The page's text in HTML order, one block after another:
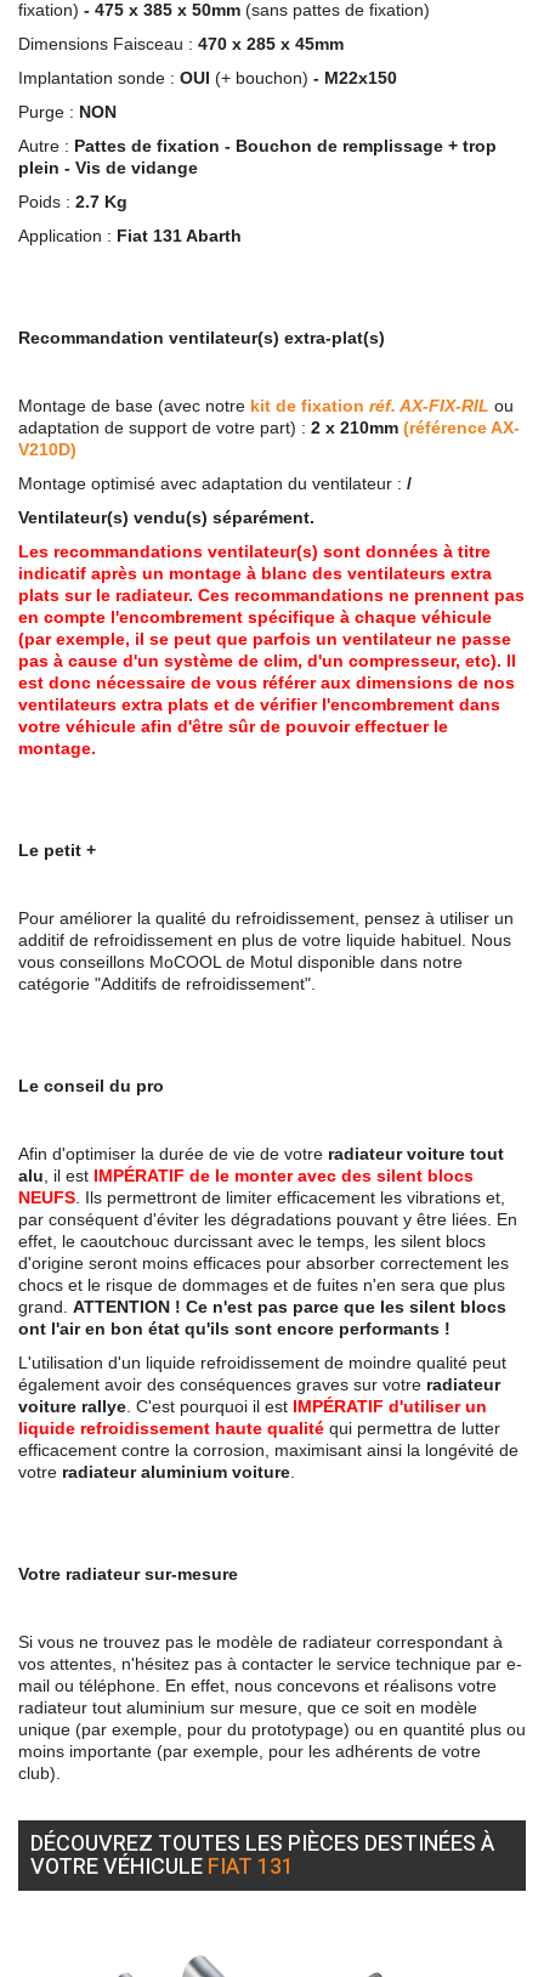
fixation) - 475 x 385 x 50mm (sans pattes de fixation)
Dimensions Faisceau : 470 x 285 x 45mm
Implantation sonde : OUI (+ bouchon) - M22x150
Purge : NON
Autre : Pattes de fixation - Bouchon de remplissage + trop
plein - Vis de vidange
Poids : 2.7 Kg
Application : Fiat 131 Abarth
Recommandation ventilateur(s) extra-plat(s)
Montage de base (avec notre kit de fixation réf. AX-FIX-RIL ou
adaptation de support de votre part) : 2 x 210mm (référence AX-
V210D)
Montage optimisé avec adaptation du ventilateur : /
Ventilateur(s) vendu(s) séparément.
Les recommandations ventilateur(s) sont données à titre
indicatif après un montage à blanc des ventilateurs extra
plats sur le radiateur. Ces recommandations ne prennent pas
en compte l'encombrement spécifique à chaque véhicule
(par exemple, il se peut que parfois un ventilateur ne passe
pas à cause d'un système de clim, d'un compresseur, etc). Il
est donc nécessaire de vous référer aux dimensions de nos
ventilateurs extra plats et de vérifier l'encombrement dans
votre véhicule afin d'être sûr de pouvoir effectuer le
montage.
Le petit +
Pour améliorer la qualité du refroidissement, pensez à utiliser un
additif de refroidissement en plus de votre liquide habituel. Nous
vous conseillons MoCOOL de Motul disponible dans notre
catégorie "Additifs de refroidissement".
Le conseil du pro
Afin d'optimiser la durée de vie de votre radiateur voiture tout
alu , il est IMPÉRATIF de le monter avec des silent blocs
NEUFS . Ils permettront de limiter efficacement les vibrations et,
par conséquent d'éviter les dégradations pouvant y être liées. En
effet, le caoutchouc durcissant avec le temps, les silent blocs
d'origine seront moins efficaces pour absorber correctement les
chocs et le risque de dommages et de fuites n'en sera que plus
grand. ATTENTION ! Ce n'est pas parce que les silent blocs
ont l'air en bon état qu'ils sont encore performants !
L'utilisation d'un liquide refroidissement de moindre qualité peut
également avoir des conséquences graves sur votre radiateur
voiture rallye . C'est pourquoi il est IMPÉRATIF d'utiliser un
liquide refroidissement haute qualité qui permettra de lutter
efficacement contre la corrosion, maximisant ainsi la longévité de
votre radiateur aluminium voiture
Votre radiateur sur-mesure
Si vous ne trouvez pas le modèle de radiateur correspondant à
vos attentes, n'hésitez pas à contacter le service technique par e-
mail ou téléphone. En effet, nous concevons et réalisons votre
radiateur tout aluminium sur mesure, que ce soit en modèle
unique (par exemple, pour du prototypage) ou en quantité plus ou
moins importante (par exemple, pour les adhérents de votre
club).
DÉCOUVREZ TOUTES LES PIÈCES DESTINÉES À
VOTRE VÉHICULEFIAT 131